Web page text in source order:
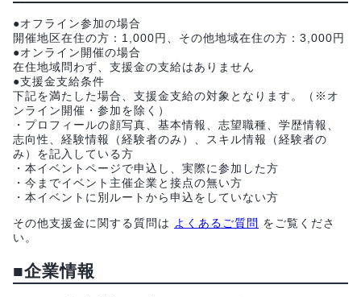
●オフライン参加の場合
開催地区在住の方：1,000円、その他地域在住の方：3,000円
●オンライン開催の場合
在住地域問わず、支援金の支給はありません
●支援金支給条件
下記を満たした場合、支援金支給の対象となります。（※オ
ンライン開催・参加を除く）
・プロフィールの顔写真、基本情報、志望職種、学歴情報、
志向性、経験情報（経験者のみ）、スキル情報（経験者の
み）を記入している方
・本イベントページで申込し、実際に参加した方
・今までイベント主催企業と接点の無い方
・本イベントに別ルートから申込をしていない方
その他支援金に関する質問は よくあるご質問 をご覧くださ
い。
■企業情報